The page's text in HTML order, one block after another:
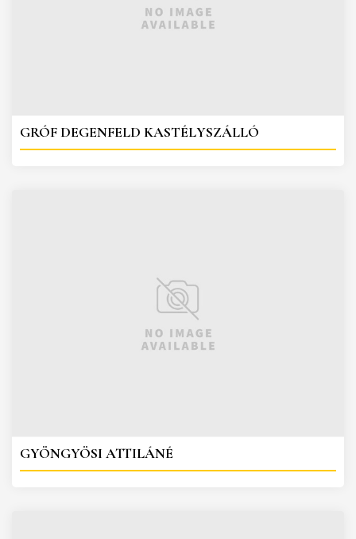
GRÓF DEGENFELD KASTÉLYSZÁLLÓ
GYÖNGYÖSI ATTILÁNÉ